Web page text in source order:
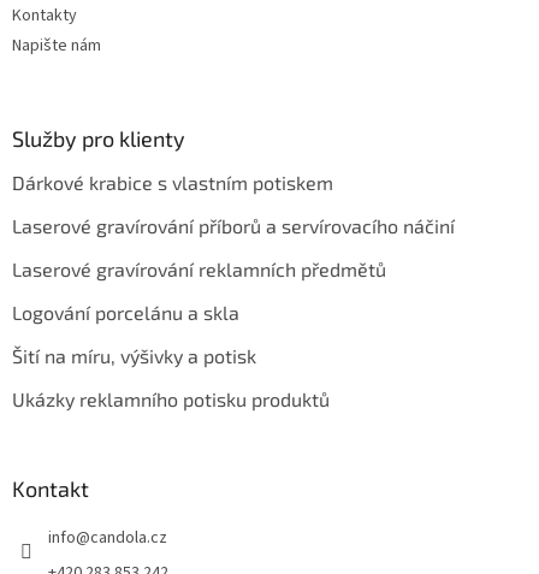
Kontakty
Napište nám
Služby pro klienty
Dárkové krabice s vlastním potiskem
Laserové gravírování příborů a servírovacího náčiní
Laserové gravírování reklamních předmětů
Logování porcelánu a skla
Šití na míru, výšivky a potisk
Ukázky reklamního potisku produktů
Kontakt
info@candola.cz